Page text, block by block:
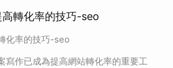
轉化率的技巧-seo
化率的技巧-seo
寫作已成為提高網站轉化率的重要工